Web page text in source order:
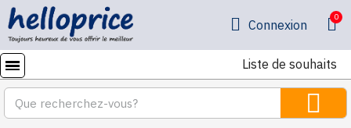
Connexion
Liste de souhaits